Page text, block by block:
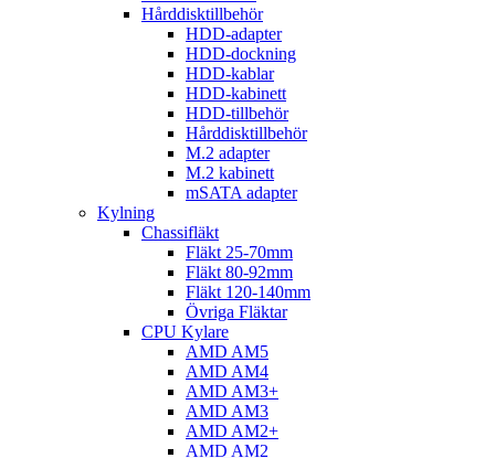
Hårddisktillbehör
HDD-adapter
HDD-dockning
HDD-kablar
HDD-kabinett
HDD-tillbehör
Hårddisktillbehör
M.2 adapter
M.2 kabinett
mSATA adapter
Kylning
Chassifläkt
Fläkt 25-70mm
Fläkt 80-92mm
Fläkt 120-140mm
Övriga Fläktar
CPU Kylare
AMD AM5
AMD AM4
AMD AM3+
AMD AM3
AMD AM2+
AMD AM2